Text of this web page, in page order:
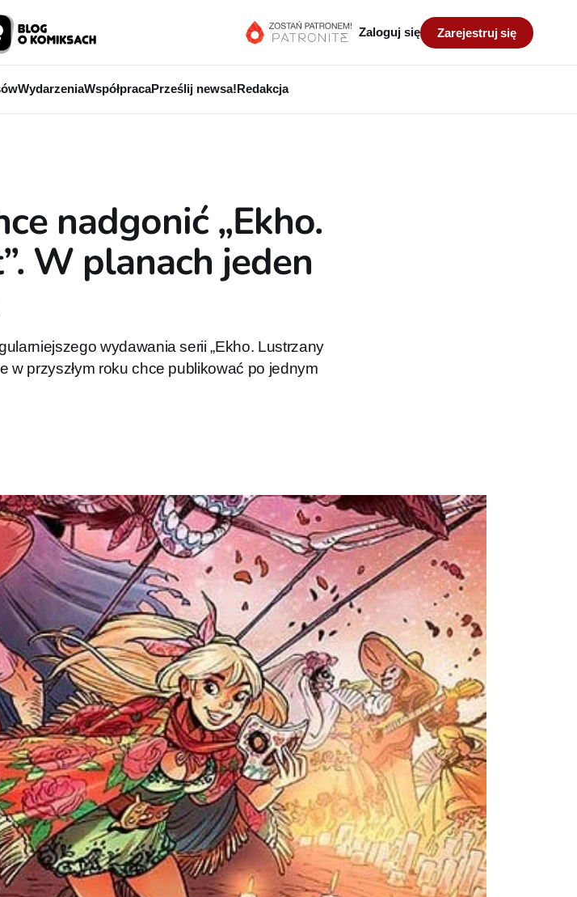
WydarzeniaWspółpracaPrześlij newsa!Redakcja
Zaloguj się Zarejestruj się
nadgonić „Ekho.
W planach jeden
wydawania serii „Ekho. Lustrzany
w przyszłym roku chce publikować po jednym